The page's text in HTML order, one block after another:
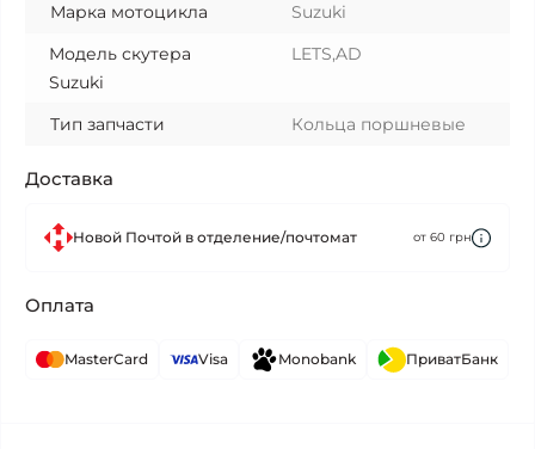
Марка мотоцикла
Suzuki
Модель скутера
Suzuki
LETS,AD
Тип запчасти Кольца поршневые
Доставка
Новой Почтой в отделение/почтомат от 60 грн
Оплата
MasterCard Visa Monobank ПриватБанк